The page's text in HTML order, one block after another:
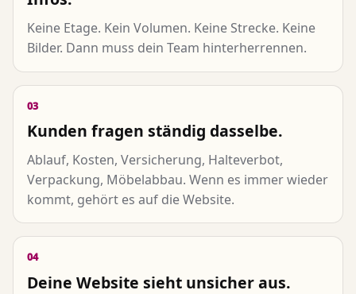
Keine Etage. Kein Volumen. Keine Strecke. Keine
Bilder. Dann muss dein Team hinterherrennen.
03
Kunden fragen ständig dasselbe.
Ablauf, Kosten, Versicherung, Halteverbot,
Verpackung, Möbelabbau. Wenn es immer wieder
kommt, gehört es auf die Website.
04
Deine Website sieht unsicher aus.